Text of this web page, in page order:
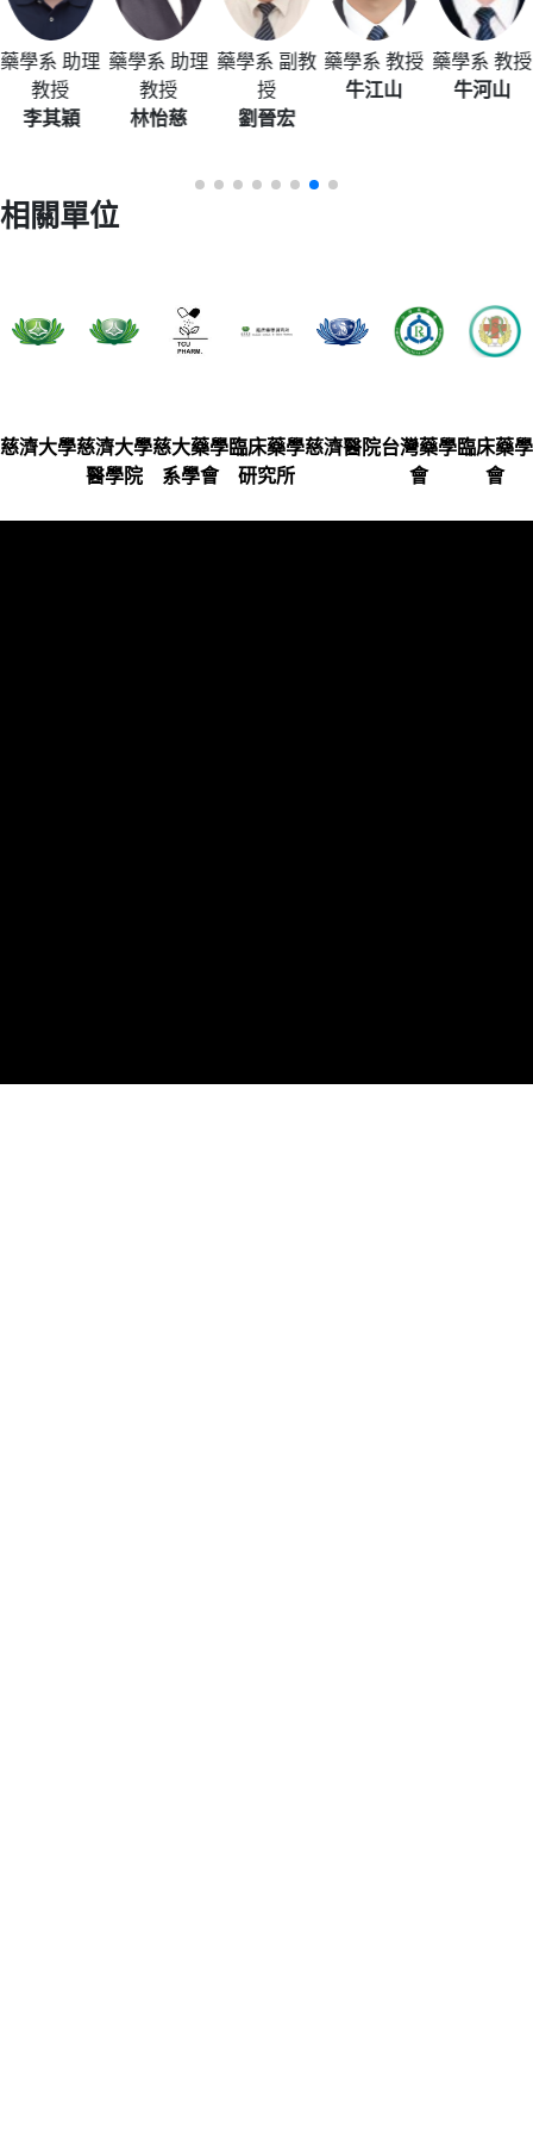
藥學系 助理
教授
李其穎
藥學系 助理
教授
林怡慈
藥學系 副教
授
劉晉宏
藥學系 教授
牛江山
藥學系 教授
牛河山
相關單位
慈濟大學慈濟大學
醫學院
慈大藥學
系學會
臨床藥學
研究所
慈濟醫院台灣藥學
會
臨床藥學
會